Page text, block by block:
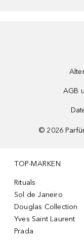
AGB
© 2026
TOP-MARKEN
Rituals
Sol de Janeiro
Douglas Collection
Yves Saint Laurent
Prada